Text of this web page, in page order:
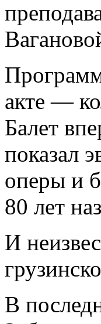
акте —
Балет
показал
оперы и
80 лет
И
В